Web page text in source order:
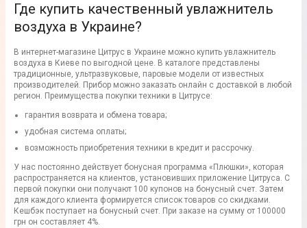
Где купить качественный увлажнитель
воздуха в Украине?
В интернет-магазине Цитрус в Украине можно купить увлажнитель
воздуха в Киеве по выгодной цене. В каталоге представлены
традиционные, ультразвуковые, паровые модели от известных
производителей. Прибор можно заказать онлайн с доставкой в любой
регион. Преимущества покупки техники в Цитрусе:
гарантия возврата и обмена товара;
удобная система оплаты;
возможность приобретения техники в кредит и рассрочку.
У нас постоянно действует бонусная программа «Плюшки», которая
распространяется на клиентов, установивших приложение Цитруса. С
первой покупки они получают 100 купонов на бонусный счет. Затем
для каждого клиента формируется список товаров со скидками.
Кешбэк поступает на бонусный счет. При заказе на сумму от 100000
грн он составляет 4%.